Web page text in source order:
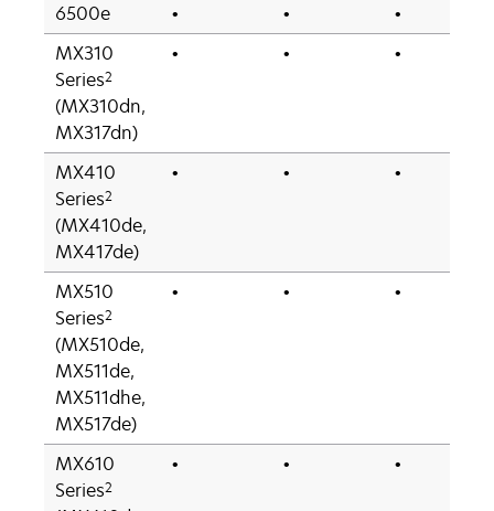
6500e
• •
•
MX310
Series2
(MX310dn,
MX317dn)
• • •
MX410
Series2
(MX410de,
MX417de)
• • •
MX510
Series2
(MX510de,
MX511de,
MX511dhe,
MX517de)
• • •
MX610
Series2
• • •